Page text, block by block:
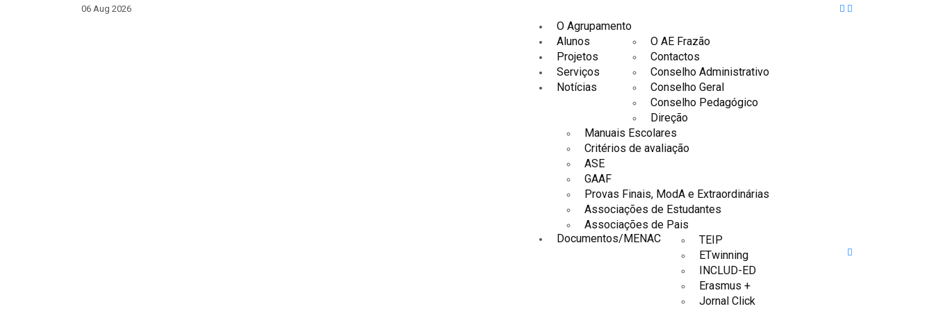
06 Aug 2026
O Agrupamento
O AE Frazão
Contactos
Conselho Administrativo
Conselho Geral
Conselho Pedagógico
Direção
Alunos
Manuais Escolares
Critérios de avaliação
ASE
GAAF
Provas Finais, ModA e Extraordinárias
Associações de Estudantes
Associações de Pais
Projetos
TEIP
ETwinning
INCLUD-ED
Erasmus +
Jornal Click
Serviços
Notícias
Documentos/MENAC